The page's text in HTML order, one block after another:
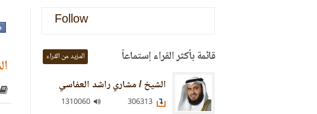
Follow
قائمة بأكثر القراء إستماعاً المزيد من القراء
الشيخ / مشاري راشد العفاسي